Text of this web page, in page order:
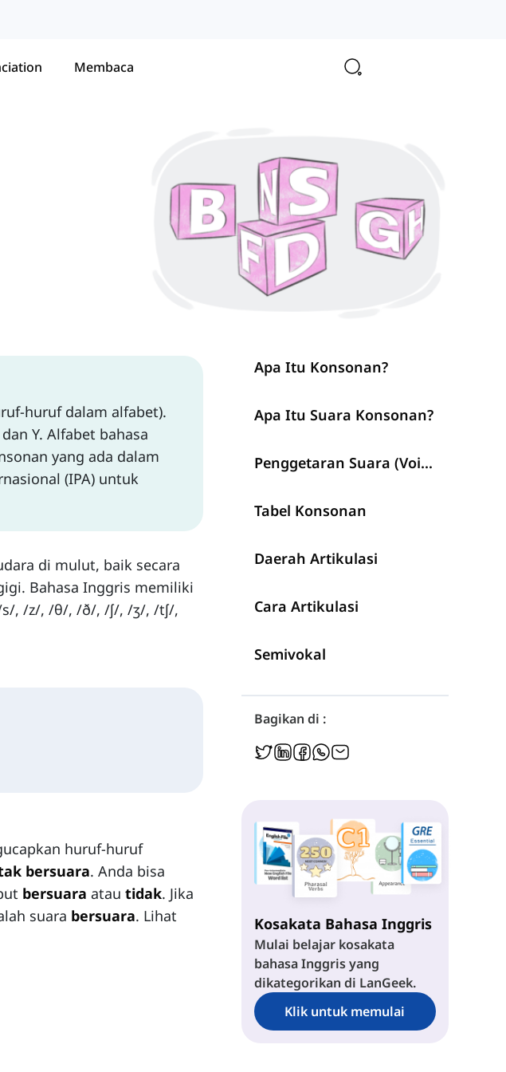
Membaca
huruf dalam alfabet).
dan Y. Alfabet bahasa
yang ada dalam
(IPA) untuk
di mulut, baik secara
Bahasa Inggris memiliki
, /z/, /θ/, /ð/, /ʃ/, /ʒ/, /tʃ/,
huruf-huruf
bersuara. Anda bisa
bersuara atau tidak. Jika
suara bersuara. Lihat
Apa Itu Konsonan?
Apa Itu Suara Konsonan?
Penggetaran Suara (Voicing)
Tabel Konsonan
Daerah Artikulasi
Cara Artikulasi
Semivokal
Bagikan di :
Kosakata Bahasa Inggris
Mulai belajar kosakata
bahasa Inggris yang
dikategorikan di LanGeek.
Klik untuk memulai